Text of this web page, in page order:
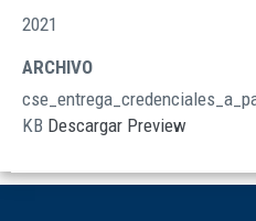
2021
ARCHIVO
KB Descargar Preview